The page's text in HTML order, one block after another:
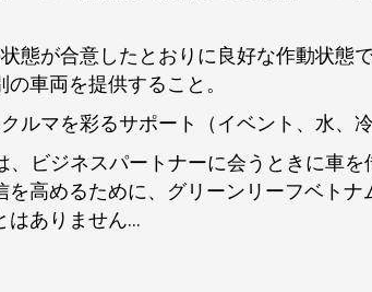
態が合意したとおりに良好な作動状態
の車両を提供すること。
ルマを彩るサポート（イベント、水、冷
、ビジネスパートナーに会うときに車
を高めるために、グリーンリーフベト
はありません...